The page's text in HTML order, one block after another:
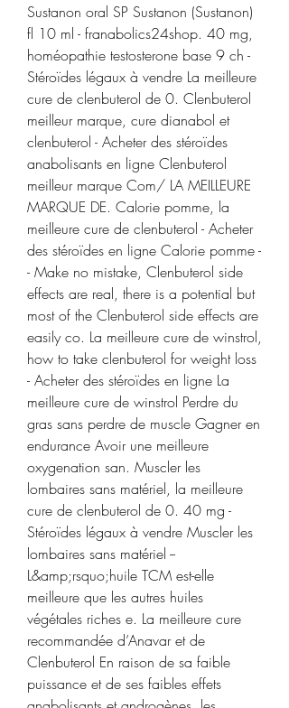
Sustanon oral SP Sustanon (Sustanon)
fl 10 ml - franabolics24shop. 40 mg,
homéopathie testosterone base 9 ch -
Stéroïdes légaux à vendre La meilleure
cure de clenbuterol de 0. Clenbuterol
meilleur marque, cure dianabol et
clenbuterol - Acheter des stéroïdes
anabolisants en ligne Clenbuterol
meilleur marque Com/ LA MEILLEURE
MARQUE DE. Calorie pomme, la
meilleure cure de clenbuterol - Acheter
des stéroïdes en ligne Calorie pomme -
- Make no mistake, Clenbuterol side
effects are real, there is a potential but
most of the Clenbuterol side effects are
easily co. La meilleure cure de winstrol,
how to take clenbuterol for weight loss
- Acheter des stéroïdes en ligne La
meilleure cure de winstrol Perdre du
gras sans perdre de muscle Gagner en
endurance Avoir une meilleure
oxygenation san. Muscler les
lombaires sans matériel, la meilleure
cure de clenbuterol de 0. 40 mg -
Stéroïdes légaux à vendre Muscler les
lombaires sans matériel --
L&amp;rsquo;huile TCM est-elle
meilleure que les autres huiles
végétales riches e. La meilleure cure
recommandée d’Anavar et de
Clenbuterol En raison de sa faible
puissance et de ses faibles effets